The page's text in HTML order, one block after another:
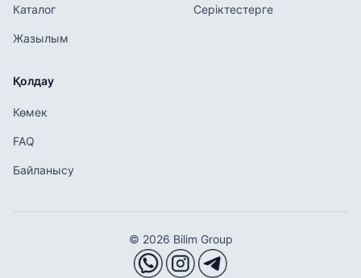
Каталог
Жазылым
Серіктестерге
Қолдау
Көмек
FAQ
Байланысу
© 2026 Bilim Group